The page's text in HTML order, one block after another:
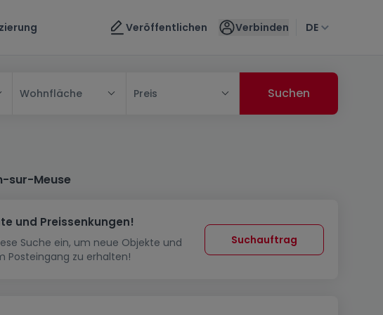
Veröffentlichen Verbinden DE
Wohnfläche Preis
sur-Meuse
und Preissenkungen!
Suche ein, um neue Objekte und
Posteingang zu erhalten!
Suchauftrag